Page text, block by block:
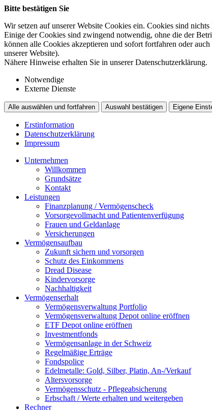
Bitte bestätigen Sie
Wir setzen auf unserer Website Cookies ein. Cookies sind
Einige der Cookies sind zwingend notwendig, ohne die der
können alle Cookies akzeptieren und sofort fortfahren oder
unserer Website).
Nähere Hinweise erhalten Sie in unserer Datenschutzerklärung.
Notwendige
Externe Dienste
Alle auswählen und fortfahren Auswahl bestätigen Eigene
Erstinformation
Datenschutzerklärung
Impressum
Unternehmen
Willkommen
Grundsätze
Kontakt
Leistungen
Finanzplanung / Vermögenscheck
Vorsorgevollmacht und Patientenverfügung
Frauen und Geldanlage
Versicherungen
Vermögensaufbau
Zukunft sichern und vorsorgen
Schutz des Einkommens
Dread Disease
Kindervorsorge
Nachhaltigkeit
Vermögenserhalt
Vermögensverwaltung Portfolio
Vermögensverwaltung Depot online eröffnen
ETF Depot online eröffnen
Investmentfonds
Vermögensanlage in der Schweiz
Regelmäßige Erträge
Fondspolice
Edelmetalle: Gold, Silber, Platin, An-/Verkauf
Altersvorsorge
Vermögensschutz - Pflegeabsicherung
Erbschaft / Werte erhalten und weitergeben
Rechner